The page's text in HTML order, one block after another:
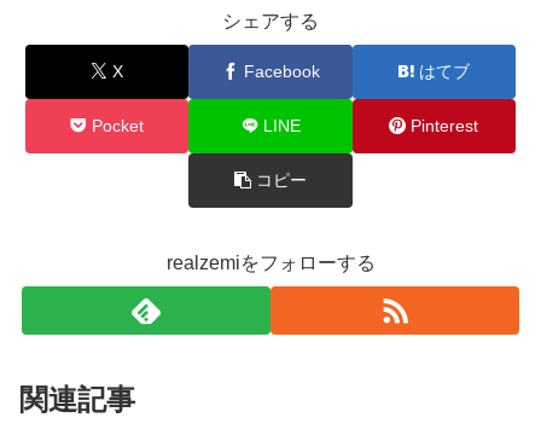
シェアする
X Facebook はてブ
Pocket LINE Pinterest
コピー
realzemiをフォローする
関連記事